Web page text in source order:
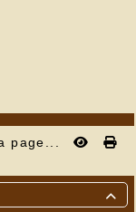
page...
